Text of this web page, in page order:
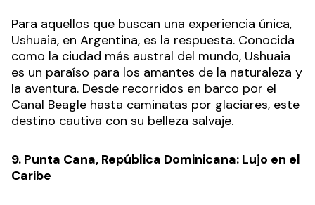
Para aquellos que buscan una experiencia única,
Ushuaia, en Argentina, es la respuesta. Conocida
como la ciudad más austral del mundo, Ushuaia
es un paraíso para los amantes de la naturaleza y
la aventura. Desde recorridos en barco por el
Canal Beagle hasta caminatas por glaciares, este
destino cautiva con su belleza salvaje.
9. Punta Cana, República Dominicana: Lujo en el
Caribe